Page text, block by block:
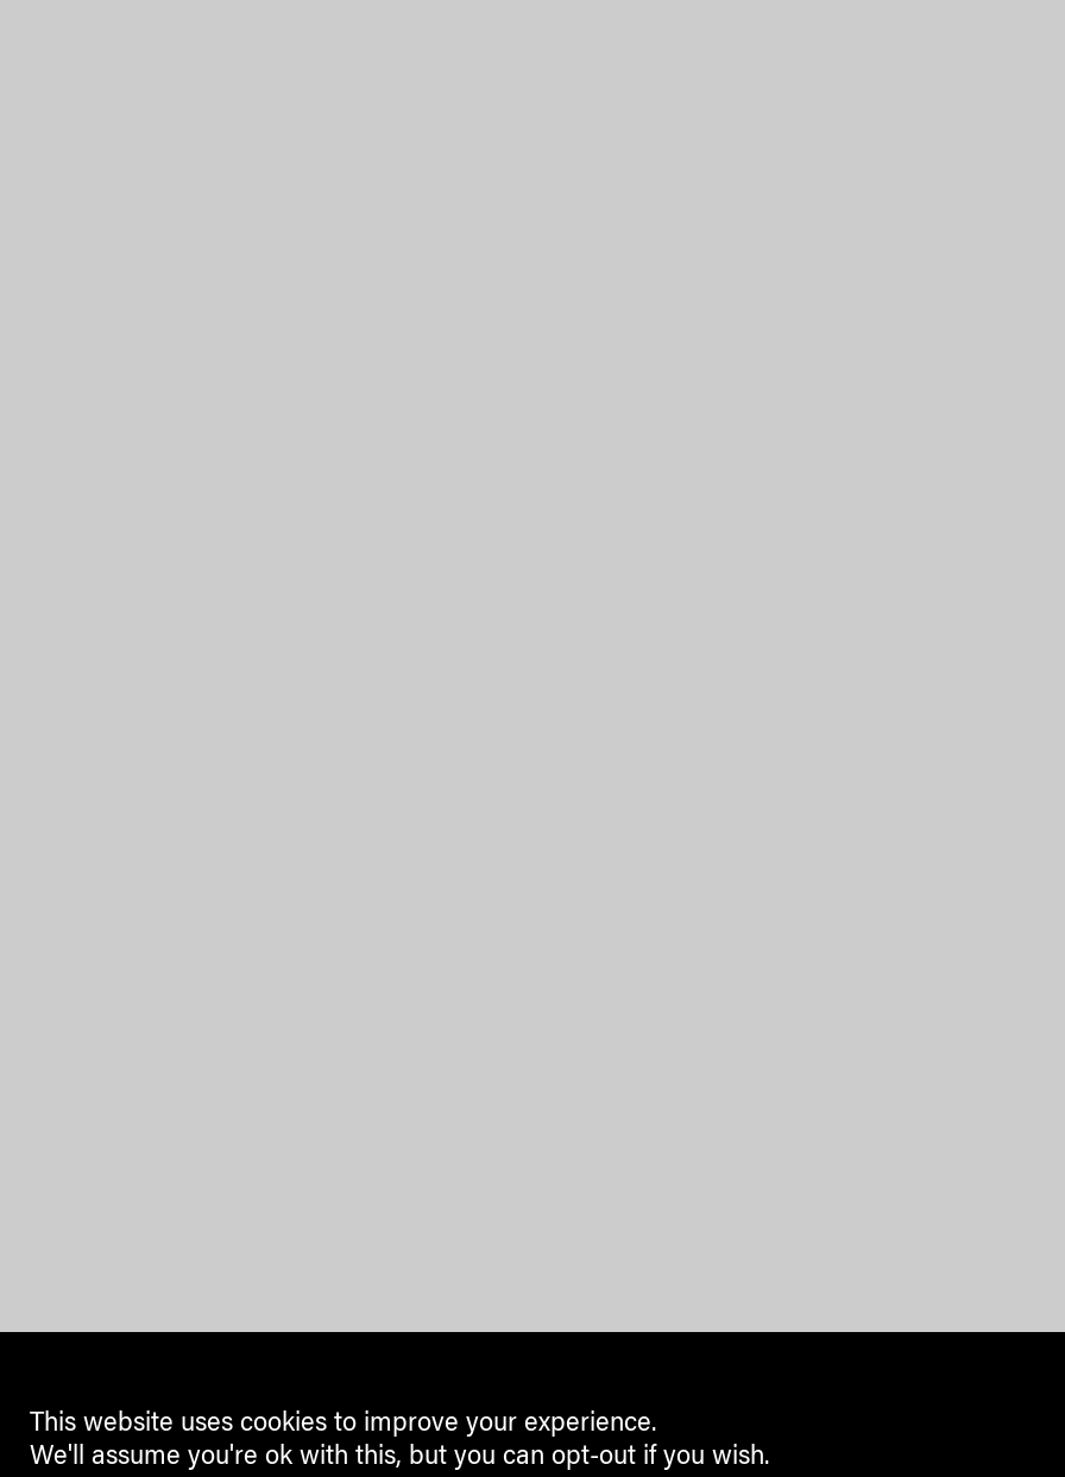
This website uses cookies to improve your experience.
We'll assume you're ok with this, but you can opt-out if you wish.